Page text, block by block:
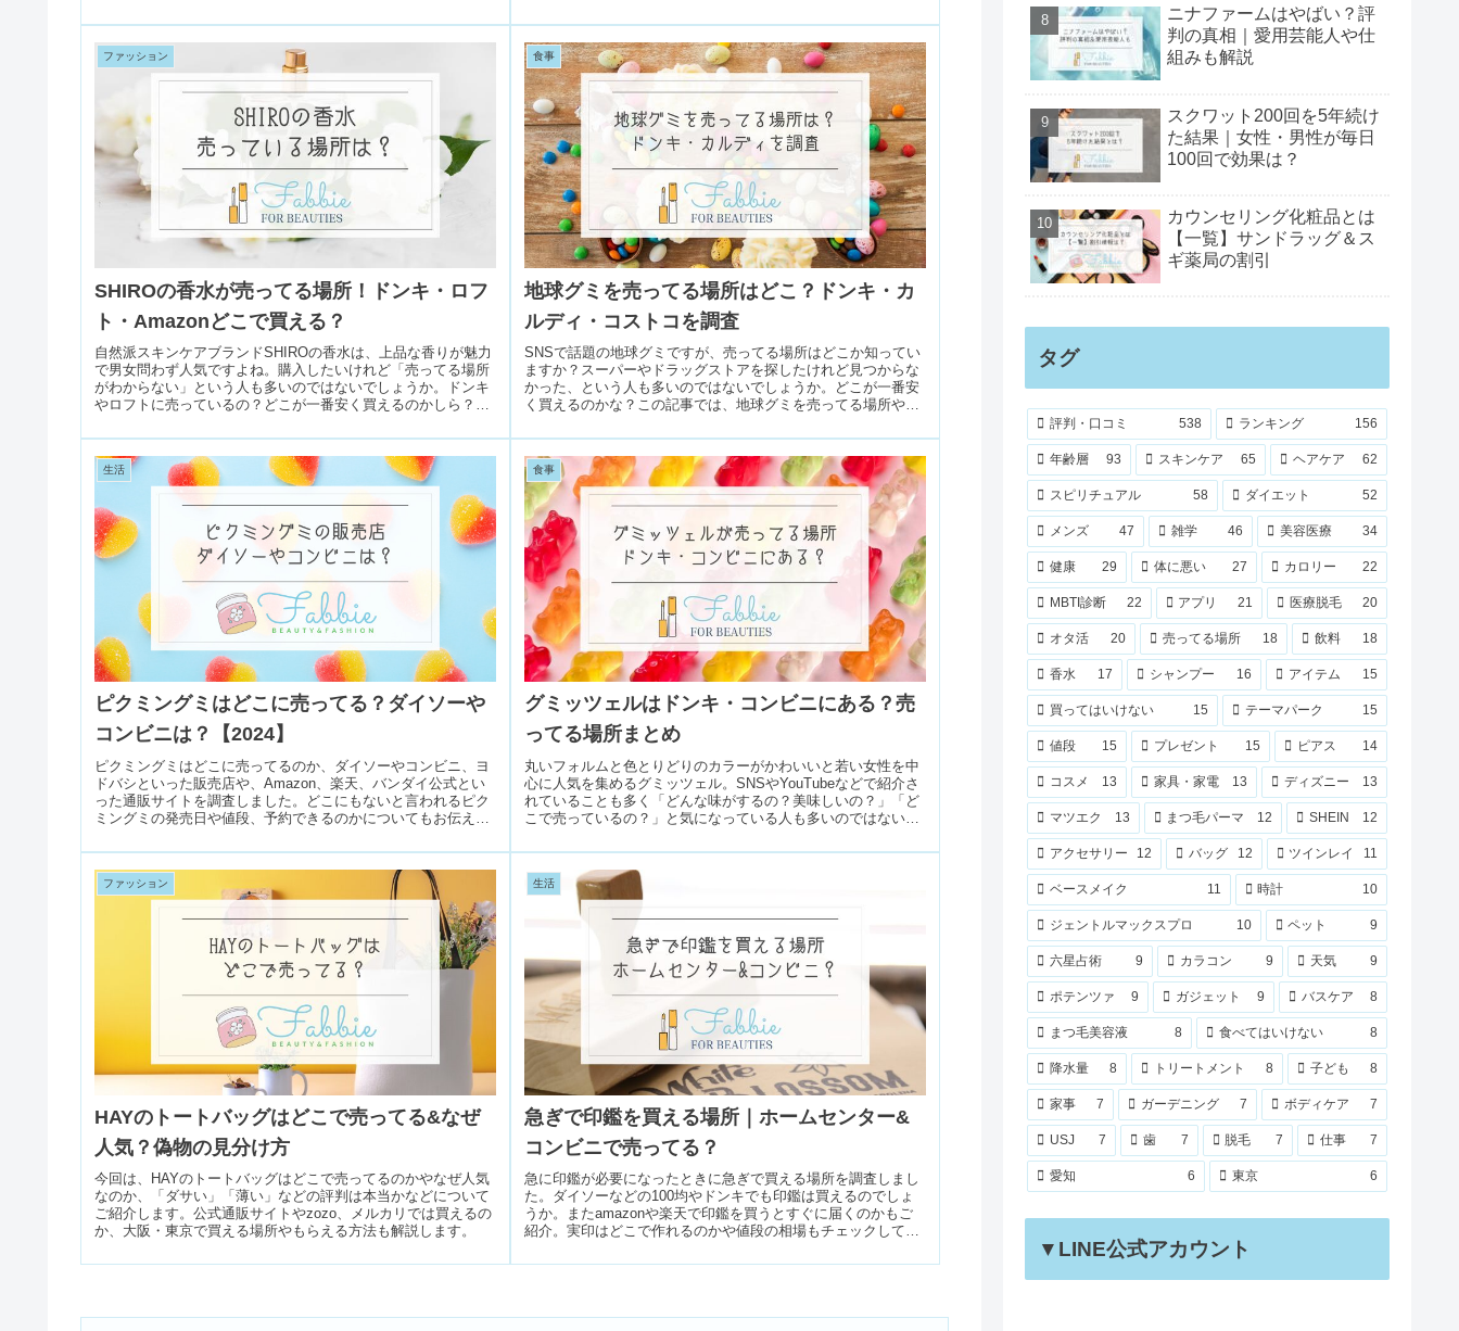
ファッション
SHIROの香水が売ってる場所！ドンキ・ロフ
ト・Amazonどこで買える？
自然派スキンケアブランドSHIROの香水は、上品な香りが魅力
で男女問わず人気ですよね。購入したいけれど「売ってる場所
がわからない」という人も多いのではないでしょうか。ドンキ
やロフトに売っているの？どこが一番安く買えるのかしら？そ
食事
地球グミを売ってる場所はどこ？ドンキ・カ
ルディ・コストコを調査
SNSで話題の地球グミですが、売ってる場所はどこか知ってい
ますか？スーパーやドラッグストアを探したけれど見つからな
かった、という人も多いのではないでしょうか。どこが一番安
く買えるのかな？この記事では、地球グミを売ってる場所やど
生活
ピクミングミはどこに売ってる？ダイソーや
コンビニは？【2024】
ピクミングミはどこに売ってるのか、ダイソーやコンビニ、ヨ
ドバシといった販売店や、Amazon、楽天、バンダイ公式とい
った通販サイトを調査しました。どこにもないと言われるピク
ミングミの発売日や値段、予約できるのかについてもお伝えし
食事
グミッツェルはドンキ・コンビニにある？売
ってる場所まとめ
丸いフォルムと色とりどりのカラーがかわいいと若い女性を中
心に人気を集めるグミッツェル。SNSやYouTubeなどで紹介さ
れていることも多く「どんな味がするの？美味しいの？」「ど
こで売っているの？」と気になっている人も多いのではないで
ファッション
HAYのトートバッグはどこで売ってる&なぜ
人気？偽物の見分け方
今回は、HAYのトートバッグはどこで売ってるのかやなぜ人気
なのか、「ダサい」「薄い」などの評判は本当かなどについて
ご紹介します。公式通販サイトやzozo、メルカリでは買えるの
か、大阪・東京で買える場所やもらえる方法も解説します。
生活
急ぎで印鑑を買える場所｜ホームセンター&
コンビニで売ってる？
急に印鑑が必要になったときに急ぎで買える場所を調査しまし
た。ダイソーなどの100均やドンキでも印鑑は買えるのでしょ
うか。またamazonや楽天で印鑑を買うとすぐに届くのかもご
紹介。実印はどこで作れるのかや値段の相場もチェックしてみ
ニナファームはやばい？評
判の真相｜愛用芸能人や仕
組みも解説
スクワット200回を5年続け
た結果｜女性・男性が毎日
100回で効果は？
カウンセリング化粧品とは
【一覧】サンドラッグ＆ス
ギ薬局の割引
タグ
評判・口コミ 538 ランキング 156
年齢層 93 スキンケア 65 ヘアケア 62
スピリチュアル 58 ダイエット 52
メンズ 47 雑学 46 美容医療 34
健康 29 体に悪い 27 カロリー 22
MBTI診断 22 アプリ 21 医療脱毛 20
オタ活 20 売ってる場所 18 飲料 18
香水 17 シャンプー 16 アイテム 15
買ってはいけない 15 テーマパーク 15
値段 15 プレゼント 15 ピアス 14
コスメ 13 家具・家電 13 ディズニー 13
マツエク 13 まつ毛パーマ 12 SHEIN 12
アクセサリー 12 バッグ 12 ツインレイ 11
ベースメイク 11 時計 10
ジェントルマックスプロ 10 ペット 9
六星占術 9 カラコン 9 天気 9
ポテンツァ 9 ガジェット 9 バスケア 8
まつ毛美容液 8 食べてはいけない 8
降水量 8 トリートメント 8 子ども 8
家事 7 ガーデニング 7 ボディケア 7
USJ 7 歯 7 脱毛 7 仕事 7
愛知 6 東京 6
▼LINE公式アカウント